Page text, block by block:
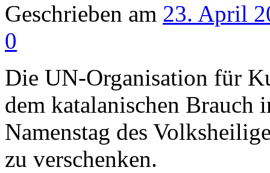
Geschrieben am 23. April
0
Die UN-Organisation für
dem katalanischen Brauch
Namenstag des
zu verschenken.